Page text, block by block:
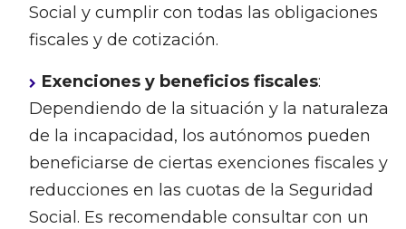
Social y cumplir con todas las obligaciones
fiscales y de cotización.
Exenciones y beneficios fiscales:
Dependiendo de la situación y la naturaleza
de la incapacidad, los autónomos pueden
beneficiarse de ciertas exenciones fiscales y
reducciones en las cuotas de la Seguridad
Social. Es recomendable consultar con un